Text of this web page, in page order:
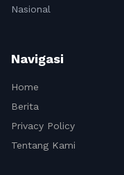
Nasional
Navigasi
Home
Berita
Privacy Policy
Tentang Kami